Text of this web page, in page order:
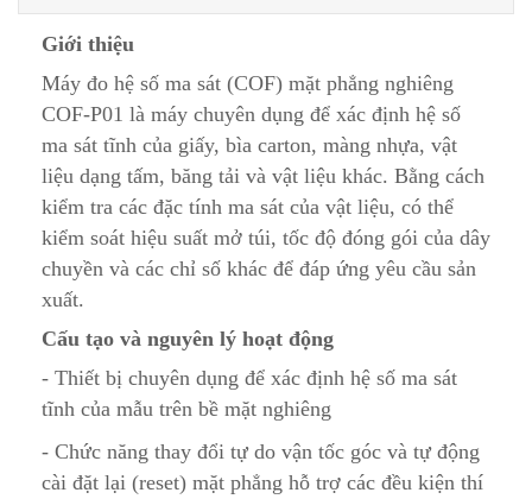
Giới thiệu
Máy đo hệ số ma sát (COF) mặt phẳng nghiêng
COF-P01 là máy chuyên dụng để xác định hệ số
ma sát tĩnh của giấy, bìa carton, màng nhựa, vật
liệu dạng tấm, băng tải và vật liệu khác. Bằng cách
kiểm tra các đặc tính ma sát của vật liệu, có thể
kiểm soát hiệu suất mở túi, tốc độ đóng gói của dây
chuyền và các chỉ số khác để đáp ứng yêu cầu sản
xuất.
Cấu tạo và nguyên lý hoạt động
- Thiết bị chuyên dụng để xác định hệ số ma sát
tĩnh của mẫu trên bề mặt nghiêng
- Chức năng thay đổi tự do vận tốc góc và tự động
cài đặt lại (reset) mặt phẳng hỗ trợ các đều kiện thí